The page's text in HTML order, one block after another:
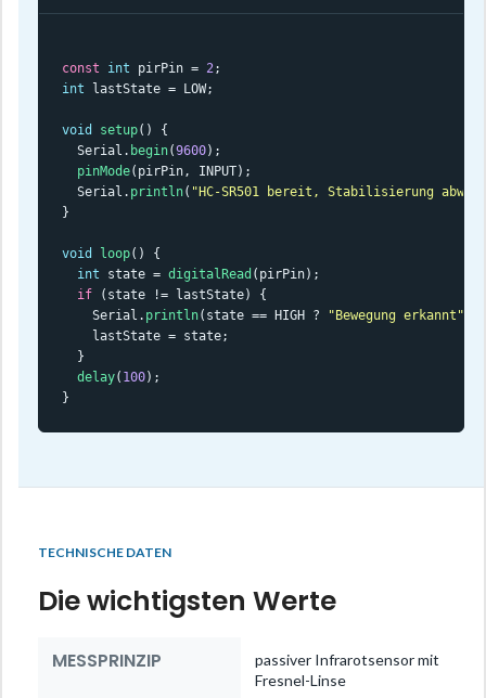
const int pirPin = 2
int lastState = LOW;
void setup() {
  Serial.
begin(9600);
pinMode(pirPin, INPUT);
  Serial.
println( "HC-SR501 bereit, Stabilisierung
}
void loop() {
int state = digitalRead (pirPin);
if (state != lastState) {
    Serial.
println(state == HIGH ? "Bewegung erkannt"
    lastState = state;
  }
delay( 100);
}
TECHNISCHE DATEN
Die wichtigsten Werte
MESSPRINZIP
passiver Infrarotsensor mit
Fresnel-Linse